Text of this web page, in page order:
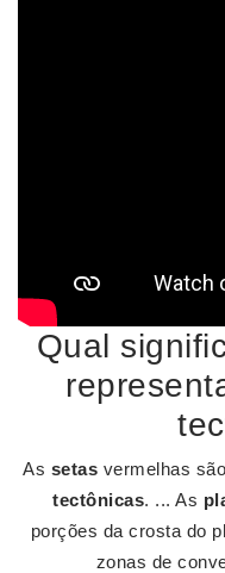
Qual
As setas vermelhas
tectônicas. ... As
porções da crosta do
zonas de